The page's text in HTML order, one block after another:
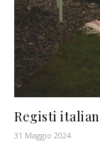
Registi
31 Maggio 2024